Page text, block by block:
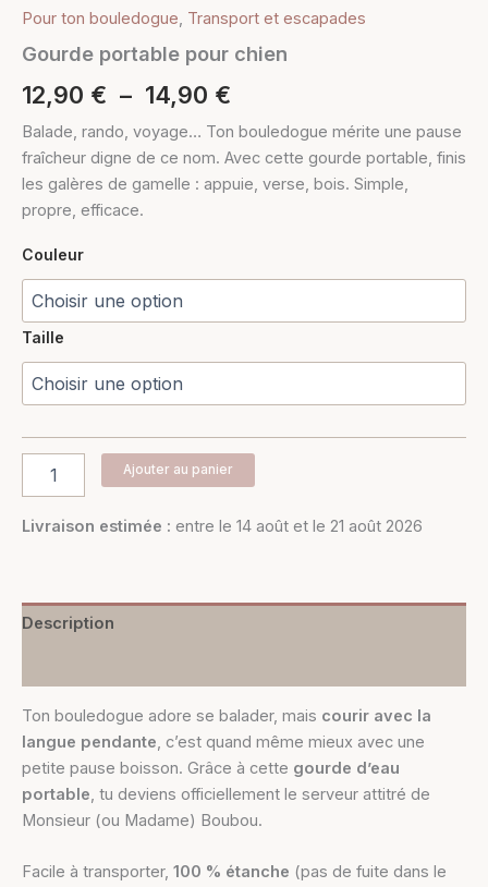
Pour ton bouledogue, Transport et escapades
Gourde portable pour chien
12,90 € – 14,90 €
Balade, rando, voyage… Ton bouledogue mérite une pause
fraîcheur digne de ce nom. Avec cette gourde portable, finis
les galères de gamelle : appuie, verse, bois. Simple,
propre, efficace.
Couleur
Taille
Ajouter au panier
Livraison estimée : entre le 14 août et le 21 août 2026
Description
Ton bouledogue adore se balader, mais courir avec la
langue pendante, c’est quand même mieux avec une
petite pause boisson. Grâce à cette gourde d’eau
portable, tu deviens officiellement le serveur attitré de
Monsieur (ou Madame) Boubou.
Facile à transporter, 100 % étanche (pas de fuite dans le